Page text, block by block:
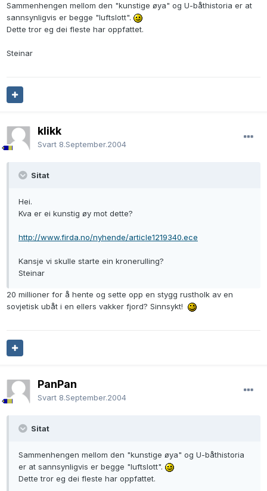
Sammenhengen mellom den "kunstige øya" og U-båthistoria er at
sannsynligvis er begge "luftslott".
Dette tror eg dei fleste har oppfattet.
Steinar
klikk
Svart 8.September.2004
Sitat
Hei.
Kva er ei kunstig øy mot dette?
http://www.firda.no/nyhende/article1219340.ece
Kansje vi skulle starte ein kronerulling?
Steinar
20 millioner for å hente og sette opp en stygg rustholk av en
sovjetisk ubåt i en ellers vakker fjord? Sinnsykt!
PanPan
Svart 8.September.2004
Sitat
Sammenhengen mellom den "kunstige øya" og U-båthistoria
er at sannsynligvis er begge "luftslott".
Dette tror eg dei fleste har oppfattet.